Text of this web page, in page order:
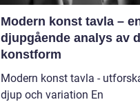
Modern konst tavla –
djupgående analys av
konstform
Modern konst tavla -
djup och variation En